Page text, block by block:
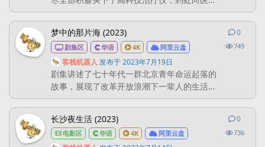
推销，可是价格高昂，接受的人不多。就算他
多努力都无法提供一个良好的生活环境给妻
儿，妻子（桑迪·牛顿 Thandie Newton 饰）
最终选择离开家。从此他带着儿子克里斯托夫
（贾登·史密斯 Jaden Smith 饰）相依为命。克
里斯好不容易争取回来一个...
梦中的那片海 (2023)
剧集区 华语 4K 阿里云盘
客栈机器人 发布于2023年7月19日
749
剧集讲述了七十年代一群北京青年命运起落的
故事，展现了改革开放浪潮下一辈人的生活缩
影。 导演: 付宁 编剧: 徐兵 / 周鹤洋 主演: 肖战
/ 李沁 / 刘芮麟 / 曹斐然 / 崔航 / 赵昕 / 张龄心
/ 鲁诺 / 刘佳 / 巫刚 / 尤宪超 / 高源 / 吴岳阳 /
薛伟 / 李东浩 / 崔自豪 / 高冬平 / 刘小娜 / 穆丽
0
长沙夜生活 (2023)
电影区 华语 4K 阿里云盘 736
0